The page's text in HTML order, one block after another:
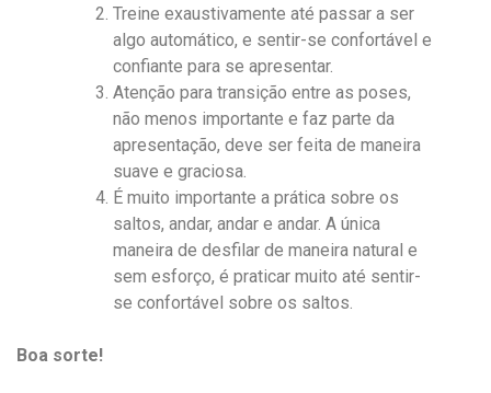
Treine exaustivamente até passar a ser
algo automático, e sentir-se confortável e
confiante para se apresentar.
Atenção para transição entre as poses,
não menos importante e faz parte da
apresentação, deve ser feita de maneira
suave e graciosa.
É muito importante a prática sobre os
saltos, andar, andar e andar. A única
maneira de desfilar de maneira natural e
sem esforço, é praticar muito até sentir-
se confortável sobre os saltos.
Boa sorte!